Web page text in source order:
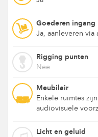
Goederen ingang
Ja, aanleveren
Rigging punten
Nee
Meubilair
Enkele ruimtes
audiovisuele
Licht en geluid